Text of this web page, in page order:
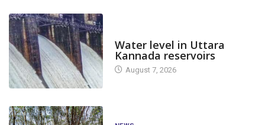
Water level in Uttara
Kannada reservoirs
August 7, 2026